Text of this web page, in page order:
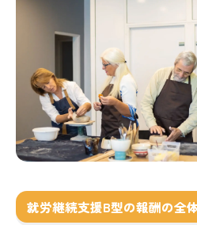
就労継続支援B型の報酬の全